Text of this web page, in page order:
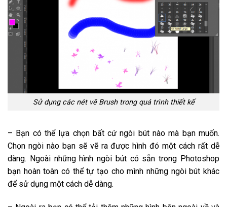
Sử dụng các nét vẽ Brush trong quá trình thiết kế
– Bạn có thể lựa chọn bất cứ ngòi bút nào mà bạn muốn.
Chọn ngòi nào bạn sẽ vẽ ra được hình đó một cách rất dễ
dàng. Ngoài những hình ngòi bút có sẵn trong Photoshop
bạn hoàn toàn có thể tự tạo cho mình những ngòi bút khác
để sử dụng một cách dễ dàng.